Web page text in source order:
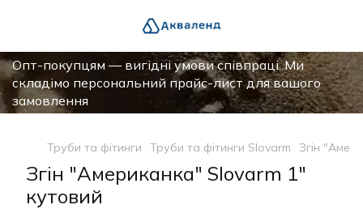
Опт-покупцям — вигідні умови співпраці. Ми
складімо персональний прайс-лист для вашого
замовлення
Труби та фітинги Труби та фітинги Slovarm Згін
Згін "Американка" Slovarm 1"
кутовий